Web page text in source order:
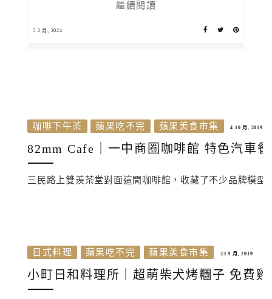
繼續閱讀
5 2 月, 2024
咖啡下午茶 蘋果吃不完 蘋果美食市集 4 10 月, 2019
82mm Cafe｜一中商圈咖啡館 特色汽車
三民路上雙羨茶堂對面這間咖啡館，收藏了不少品牌模型
日式料理 蘋果吃不完 蘋果美食市集 23 9 月, 2019
小町日和料理所｜超萌柴犬烤糰子 免費